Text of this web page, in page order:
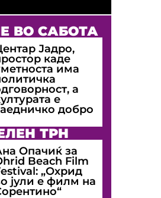
ВО САБОТА
Јадро,
каде
има
а
е
добро
ТРН
Опачиќ за
Beach Film
„Охрид
јули е филм на